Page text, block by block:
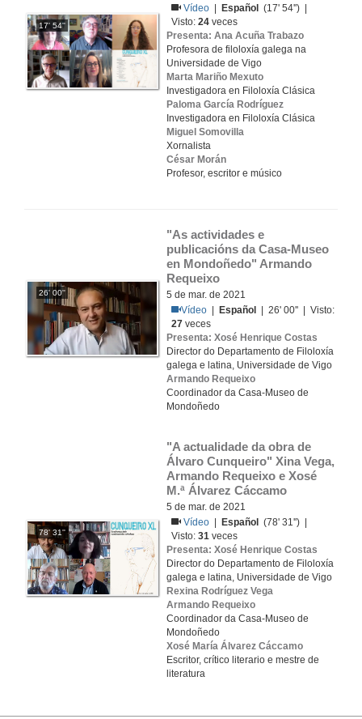
17' 54''
Vídeo
Español
(17' 54'') |
Visto:24 veces
Presenta: Ana Acuña Trabazo
Profesora de filoloxía galega na
Universidade de Vigo
Marta Mariño Mexuto
Investigadora en Filoloxía Clásica
Paloma García Rodríguez
Investigadora en Filoloxía Clásica
Miguel Somovilla
Xornalista
César Morán
Profesor, escritor e músico
26' 00''
"As actividades e
publicacións da Casa-Museo
en Mondoñedo" Armando
Requeixo
5 de mar. de 2021
Vídeo
Español
| 26' 00'' | Visto:
27 veces
Presenta: Xosé Henrique Costas
Director do Departamento de Filoloxía
galega e latina, Universidade de Vigo
Armando Requeixo
Coordinador da Casa-Museo de
Mondoñedo
78' 31''
"A actualidade da obra de
Álvaro Cunqueiro" Xina Vega,
Armando Requeixo e Xosé
M.ª Álvarez Cáccamo
5 de mar. de 2021
Vídeo
Español
(78' 31'') |
Visto:31 veces
Presenta: Xosé Henrique Costas
Director do Departamento de Filoloxía
galega e latina, Universidade de Vigo
Rexina Rodríguez Vega
Armando Requeixo
Coordinador da Casa-Museo de
Mondoñedo
Xosé María Álvarez Cáccamo
Escritor, crítico literario e mestre de
literatura